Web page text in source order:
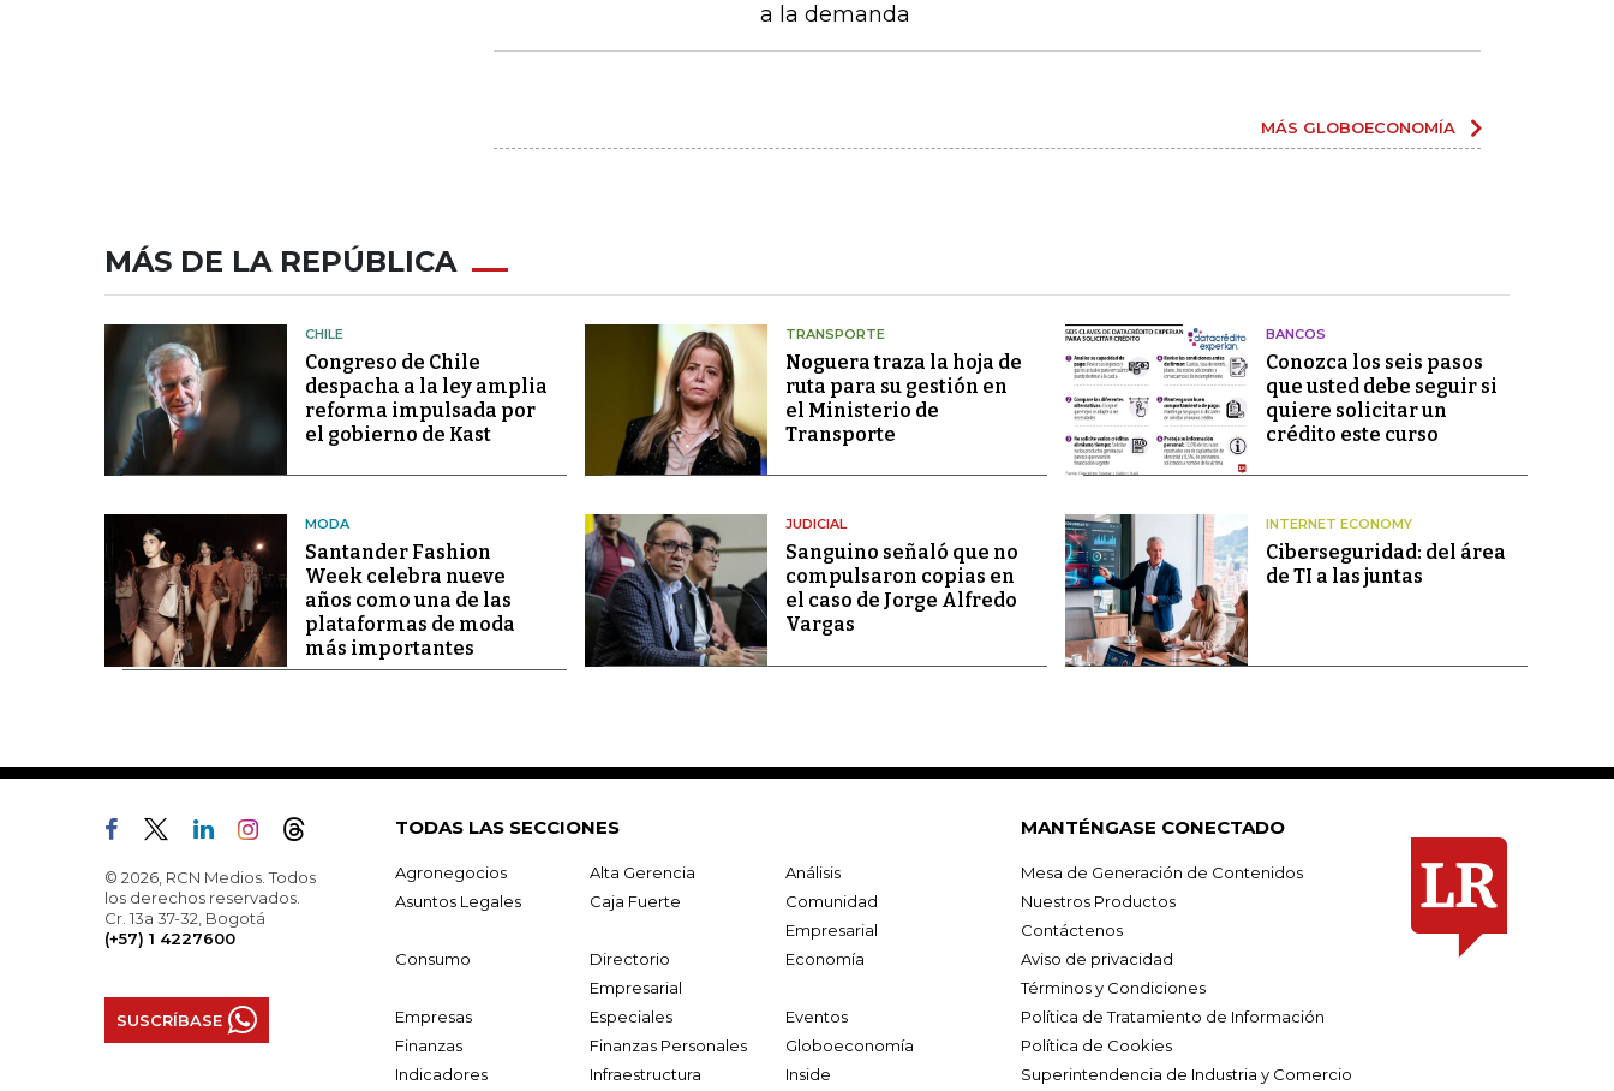
a la demanda
MÁS GLOBOECONOMÍA
MÁS DE LA REPÚBLICA
CHILE
Congreso de Chile
despacha a la ley amplia
reforma impulsada por
el gobierno de Kast
TRANSPORTE
Noguera traza la hoja de
ruta para su gestión en
el Ministerio de
Transporte
BANCOS
Conozca los seis pasos
que usted debe seguir si
quiere solicitar un
crédito este curso
MODA
Santander Fashion
Week celebra nueve
años como una de las
plataformas de moda
más importantes
JUDICIAL
Sanguino señaló que no
compulsaron copias en
el caso de Jorge Alfredo
Vargas
INTERNET ECONOMY
Ciberseguridad: del área
de TI a las juntas
© 2026, RCN Medios. Todos
los derechos reservados.
Cr. 13a 37-32, Bogotá
(+57) 1 4227600
SUSCRÍBASE
TODAS LAS SECCIONES
Agronegocios Alta Gerencia
Análisis
Asuntos Legales
Caja Fuerte
Comunidad
Empresarial
Consumo
Directorio
Empresarial
Economía
Empresas Especiales
Eventos
Finanzas
Finanzas Personales
Globoeconomía
Indicadores
Infraestructura Inside
MANTÉNGASE CONECTADO
Mesa de Generación de Contenidos
Nuestros Productos
Contáctenos
Aviso de privacidad
Términos y Condiciones
Política de Tratamiento de Información
Política de Cookies
Superintendencia de Industria y Comercio